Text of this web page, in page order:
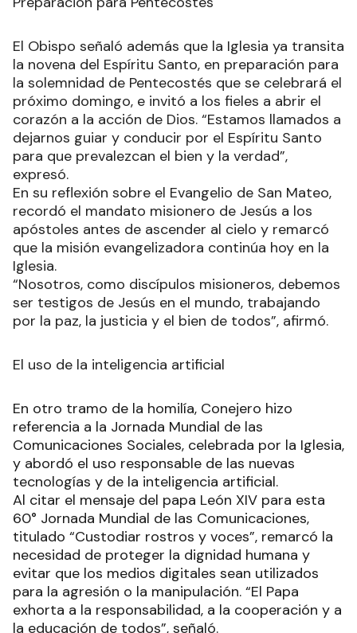
El Obispo señaló además que la Iglesia ya transita
la novena del Espíritu Santo, en preparación para
la solemnidad de Pentecostés que se celebrará el
próximo domingo, e invitó a los fieles a abrir el
corazón a la acción de Dios. “Estamos llamados a
dejarnos guiar y conducir por el Espíritu Santo
para que prevalezcan el bien y la verdad”,
expresó.
En su reflexión sobre el Evangelio de San Mateo,
recordó el mandato misionero de Jesús a los
apóstoles antes de ascender al cielo y remarcó
que la misión evangelizadora continúa hoy en la
Iglesia.
“Nosotros, como discípulos misioneros, debemos
ser testigos de Jesús en el mundo, trabajando
por la paz, la justicia y el bien de todos”, afirmó.
El uso de la inteligencia artificial
En otro tramo de la homilía, Conejero hizo
referencia a la Jornada Mundial de las
Comunicaciones Sociales, celebrada por la Iglesia,
y abordó el uso responsable de las nuevas
tecnologías y de la inteligencia artificial.
Al citar el mensaje del papa León XIV para esta
60° Jornada Mundial de las Comunicaciones,
titulado “Custodiar rostros y voces”, remarcó la
necesidad de proteger la dignidad humana y
evitar que los medios digitales sean utilizados
para la agresión o la manipulación. “El Papa
exhorta a la responsabilidad, a la cooperación y a
la educación de todos”, señaló.